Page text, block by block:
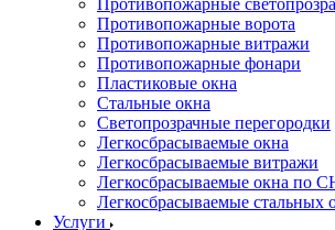
Противопожарные
Противопожарные ворота
Противопожарные витражи
Противопожарные фонари
Пластиковые окна
Стальные окна
Светопрозрачные перегородки
Легкосбрасываемые окна
Легкосбрасываемые витражи
Легкосбрасываемые окна по
Легкосбрасываемые стальных
Услуги